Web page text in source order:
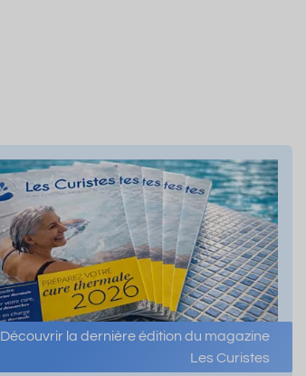
Découvrir la dernière édition du magazine
Les Curistes